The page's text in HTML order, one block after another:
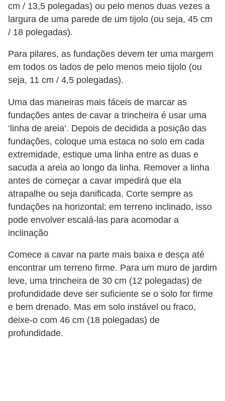
cm / 13,5 polegadas) ou pelo menos duas vezes a
largura de uma parede de um tijolo (ou seja, 45 cm
/ 18 polegadas).
Para pilares, as fundações devem ter uma margem
em todos os lados de pelo menos meio tijolo (ou
seja, 11 cm / 4,5 polegadas).
Uma das maneiras mais fáceis de marcar as
fundações antes de cavar a trincheira é usar uma
‘linha de areia’. Depois de decidida a posição das
fundações, coloque uma estaca no solo em cada
extremidade, estique uma linha entre as duas e
sacuda a areia ao longo da linha. Remover a linha
antes de começar a cavar impedirá que ela
atrapalhe ou seja danificada. Corte sempre as
fundações na horizontal; em terreno inclinado, isso
pode envolver escalá-las para acomodar a
inclinação
Comece a cavar na parte mais baixa e desça até
encontrar um terreno firme. Para um muro de jardim
leve, uma trincheira de 30 cm (12 polegadas) de
profundidade deve ser suficiente se o solo for firme
e bem drenado. Mas em solo instável ou fraco,
deixe-o com 46 cm (18 polegadas) de
profundidade.